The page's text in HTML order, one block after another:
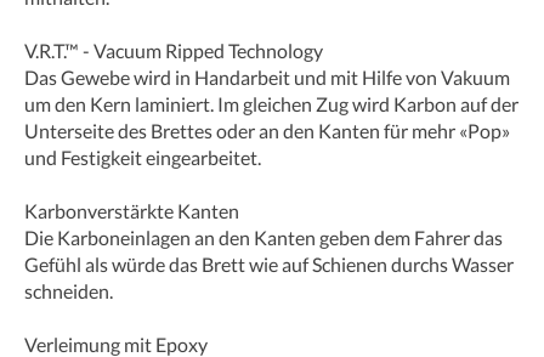
V.R.T.™ - Vacuum Ripped Technology
Das Gewebe wird in Handarbeit und mit Hilfe von Vakuum
um den Kern laminiert. Im gleichen Zug wird Karbon auf der
Unterseite des Brettes oder an den Kanten für mehr «Pop»
und Festigkeit eingearbeitet.
Karbonverstärkte Kanten
Die Karboneinlagen an den Kanten geben dem Fahrer das
Gefühl als würde das Brett wie auf Schienen durchs Wasser
schneiden.
Verleimung mit Epoxy